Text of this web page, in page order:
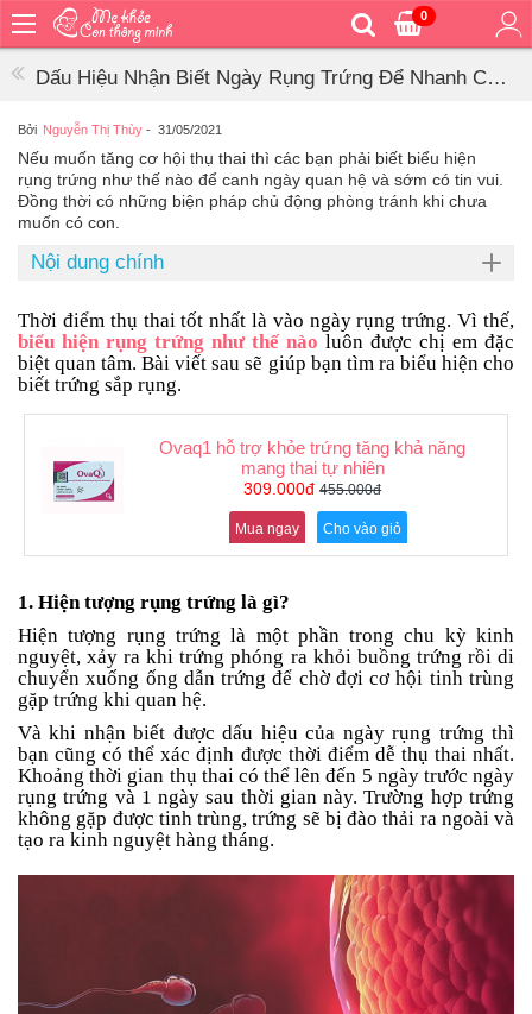
0
chủ
ăn
Bé
vệ
sinh
Bé
mặc
Bé
đi
ra
ngoài
Bé
Bé
tắm
Bé
chơi
mà
học
Dành
cho
mẹ
Dấu Hiệu Nhận Biết Ngày Rụng Trứng Để Nhanh Có
Bởi Nguyễn Thị Thùy - 31/05/2021
Nếu muốn tăng cơ hội thụ thai thì các bạn phải biết biểu hiện
rụng trứng như thế nào để canh ngày quan hệ và sớm có tin vui.
Đồng thời có những biện pháp chủ động phòng tránh khi chưa
muốn có con.
Nội dung chính
Thời điểm thụ thai tốt nhất là vào ngày rụng trứng. Vì thế,
biểu hiện rụng trứng như thế nào luôn được chị em đặc
biệt quan tâm. Bài viết sau sẽ giúp bạn tìm ra biểu hiện cho
biết trứng sắp rụng.
Ovaq1 hỗ trợ khỏe trứng tăng khả năng
mang thai tự nhiên
309.000đ455.000đ
Mua ngay Cho vào giỏ
1. Hiện tượng rụng trứng là gì?
Hiện tượng rụng trứng là một phần trong chu kỳ kinh
nguyệt, xảy ra khi trứng phóng ra khỏi buồng trứng rồi di
chuyển xuống ống dẫn trứng để chờ đợi cơ hội tinh trùng
gặp trứng khi quan hệ.
Và khi nhận biết được dấu hiệu của ngày rụng trứng thì
bạn cũng có thể xác định được thời điểm dễ thụ thai nhất.
Khoảng thời gian thụ thai có thể lên đến 5 ngày trước ngày
rụng trứng và 1 ngày sau thời gian này. Trường hợp trứng
không gặp được tinh trùng, trứng sẽ bị đào thải ra ngoài và
tạo ra kinh nguyệt hàng tháng.